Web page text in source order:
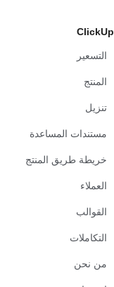
ClickUp
التسعير
المنتج
تنزيل
مستندات المساعدة
خريطة طريق المنتج
العملاء
القوالب
التكاملات
من نحن